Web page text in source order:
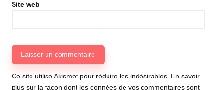
Site web
Ce site utilise Akismet pour réduire les indésirables.
En savoir
plus sur la façon dont les données de vos commentaires sont